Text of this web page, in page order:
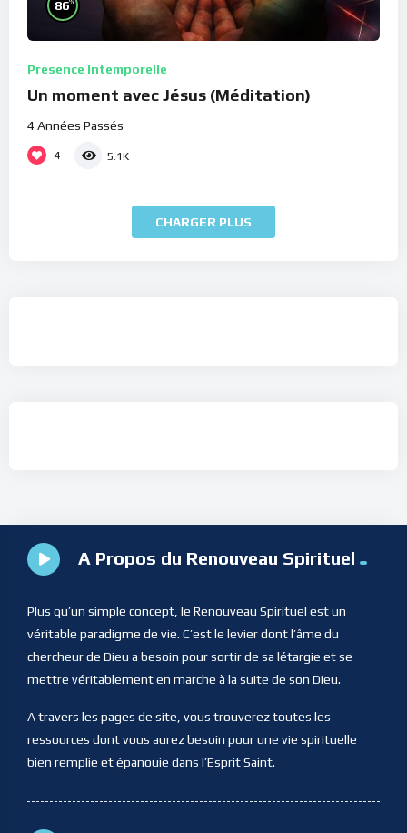
86
Présence Intemporelle
Un moment avec Jésus (Méditation)
4 Années Passés
4 5.1K
CHARGER PLUS
A Propos du Renouveau Spirituel
Plus qu’un simple concept, le Renouveau Spirituel est un
véritable paradigme de vie. C’est le levier dont l’âme du
chercheur de Dieu a besoin pour sortir de sa létargie et se
mettre véritablement en marche à la suite de son Dieu.
A travers les pages de site, vous trouverez toutes les
ressources dont vous aurez besoin pour une vie spirituelle
bien remplie et épanouie dans l’Esprit Saint.